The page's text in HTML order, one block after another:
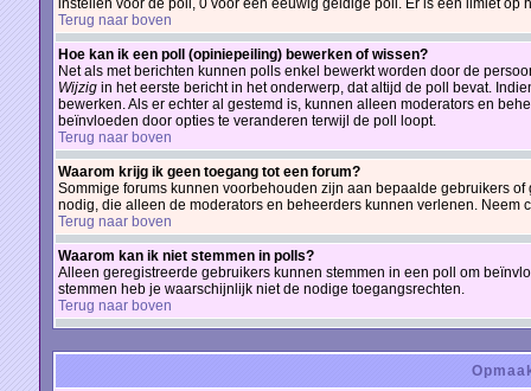
instellen voor de poll, 0 voor een eeuwig geldige poll. Er is een limiet
Terug naar boven
Hoe kan ik een poll (opiniepeiling) bewerken of wissen?
Net als met berichten kunnen polls enkel bewerkt worden door de
Wijzig in het eerste bericht in het onderwerp, dat altijd de poll bevat.
bewerken. Als er echter al gestemd is, kunnen alleen moderators en
beïnvloeden door opties te veranderen terwijl de poll loopt.
Terug naar boven
Waarom krijg ik geen toegang tot een forum?
Sommige forums kunnen voorbehouden zijn aan bepaalde gebruikers
nodig, die alleen de moderators en beheerders kunnen verlenen. Neem
Terug naar boven
Waarom kan ik niet stemmen in polls?
Alleen geregistreerde gebruikers kunnen stemmen in een poll om
stemmen heb je waarschijnlijk niet de nodige toegangsrechten.
Terug naar boven